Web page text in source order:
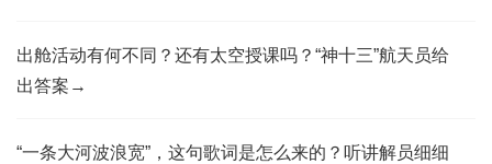
出舱活动有何不同？还有太空授课吗？“神十三”航天员给
出答案→
​“一条大河波浪宽”，这句歌词是怎么来的？听讲解员细细